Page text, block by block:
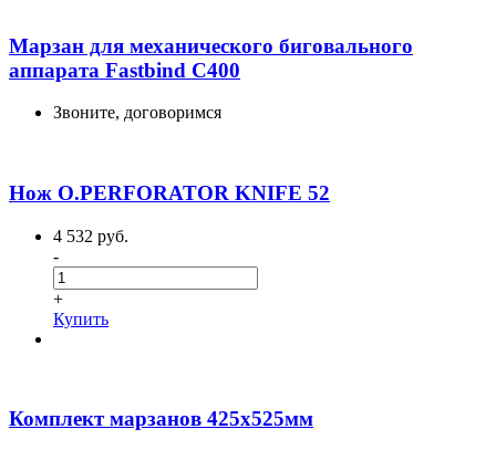
Марзан для механического биговального
аппарата Fastbind C400
Звоните, договоримся
Нож O.PERFORATOR KNIFE 52
4 532 руб.
-
+
Купить
Комплект марзанов 425х525мм